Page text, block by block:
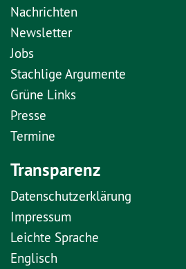
Nachrichten
Newsletter
Jobs
Stachlige Argumente
Grüne Links
Presse
Termine
Transparenz
Datenschutzerklärung
Impressum
Leichte Sprache
Englisch